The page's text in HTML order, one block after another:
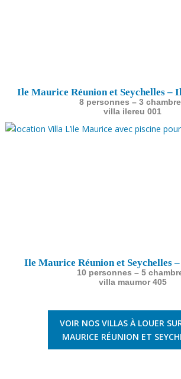
Ile Maurice Réunion et Seychelles –
8 personnes – 3
villa ilereu 001
Ile Maurice Réunion et Seychelles
10 personnes – 5
villa maumor 405
VOIR NOS VILLAS À LOUER
MAURICE RÉUNION ET